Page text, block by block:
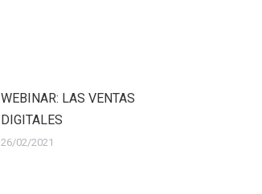
WEBINAR: LAS VENTAS
DIGITALES
26/02/2021